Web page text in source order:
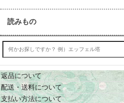
読みもの
返品について
配送・送料について
支払い方法について